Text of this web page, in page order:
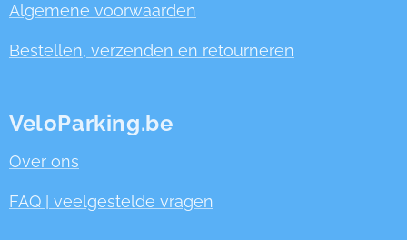
Algemene voorwaarden
Bestellen, verzenden en retourneren
VeloParking.be
Over ons
FAQ | veelgestelde vragen